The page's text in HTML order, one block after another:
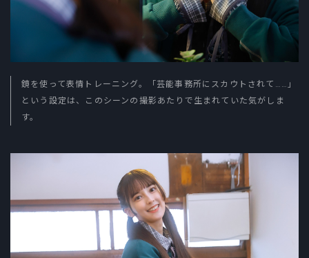
鏡を使って表情トレーニング。「芸能事務所にスカウトされて……」
という設定は、このシーンの撮影あたりで生まれていた気がしま
す。